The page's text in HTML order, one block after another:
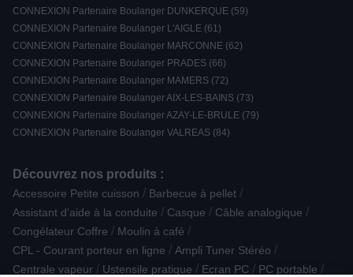
CONNEXION Partenaire Boulanger DUNKERQUE (59)
CONNEXION Partenaire Boulanger L'AIGLE (61)
CONNEXION Partenaire Boulanger MARCONNE (62)
CONNEXION Partenaire Boulanger PRADES (66)
CONNEXION Partenaire Boulanger MAMERS (72)
CONNEXION Partenaire Boulanger AIX-LES-BAINS (73)
CONNEXION Partenaire Boulanger AZAY-LE-BRULE (79)
CONNEXION Partenaire Boulanger VALREAS (84)
Découvrez nos produits :
Accessoire Petite cuisson / Barbecue à pellet /
Assistant d'aide à la conduite / Casque / Câble analogique /
Congélateur Coffre / Moulin à café /
CPL - Courant porteur en ligne / Ampli Tuner Stéréo /
Centrale vapeur / Ustensile pratique / Ecran PC / PC portable /